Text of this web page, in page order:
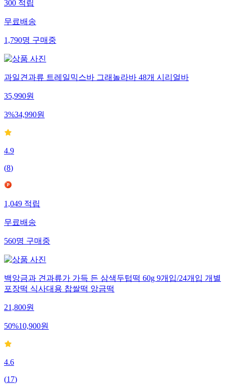
300적립
무료배송
1,790명구매중
과일견과류 트레일믹스바 그래놀라바 48개 시리얼바
35,990원
3%34,990원
4.9
(8)
1,049적립
무료배송
560명구매중
백앙금과 견과류가 가득 든 삼색두텁떡 60g 9개입/24개입 개별
포장떡 식사대용 찹쌀떡 앙금떡
21,800원
50%10,900원
4.6
(17)